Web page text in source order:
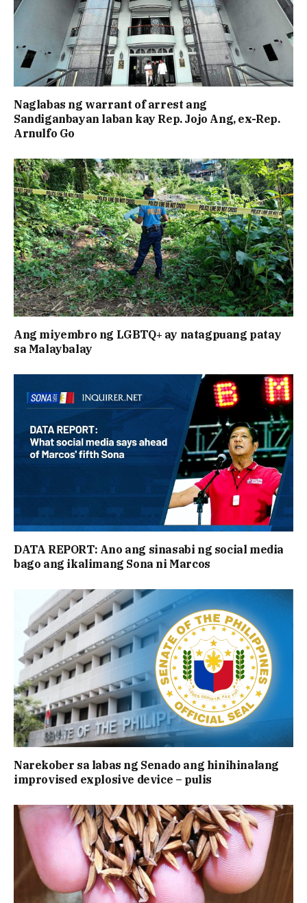
Naglabas ng warrant of arrest ang
Sandiganbayan laban kay Rep. Jojo Ang, ex-Rep.
Arnulfo Go
Ang miyembro ng LGBTQ+ ay natagpuang patay
sa Malaybalay
DATA REPORT: Ano ang sinasabi ng social media
bago ang ikalimang Sona ni Marcos
Narekober sa labas ng Senado ang hinihinalang
improvised explosive device – pulis